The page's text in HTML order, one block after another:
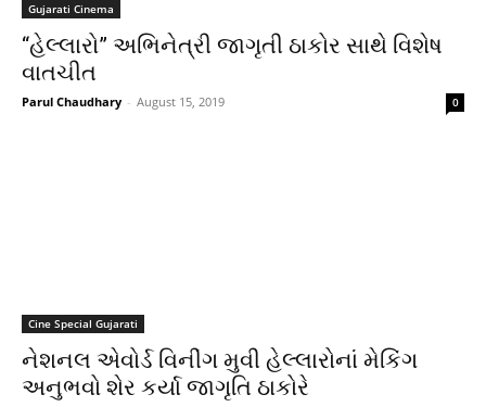
Gujarati Cinema
“હેલ્લારો” અભિનેત્રી જાગૃતી ઠાકોર સાથે વિશેષ
વાતચીત
Parul Chaudhary - August 15, 2019 0
Cine Special Gujarati
નેશનલ એવોર્ડ વિનીંગ મુવી હેલ્લારોનાં મેકિંગ
અનુભવો શેર કર્યા જાગૃતિ ઠાકોરે